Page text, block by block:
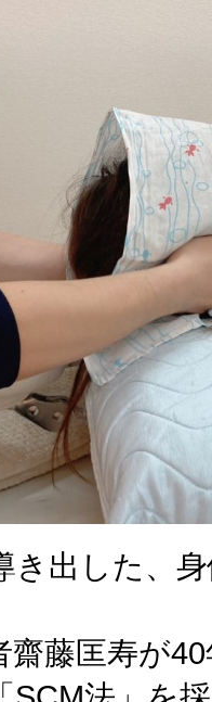
き出した、
齋藤匡寿が